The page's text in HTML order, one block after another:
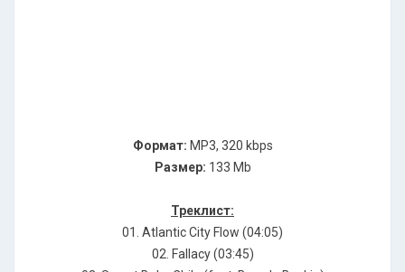
Формат: MP3, 320 kbps
Размер: 133 Mb
Треклист:
01. Аtlаntiс Сitу Flоw (04:05)
02. Fаllасу (03:45)